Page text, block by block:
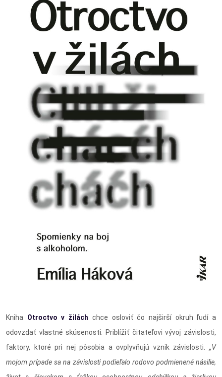
Kniha Otroctvo v žilách chce osloviť čo najširší okruh ľudí a
odovzdať vlastné skúsenosti. Priblížiť čitateľovi vývoj závislosti,
faktory, ktoré pri nej pôsobia a ovplyvňujú vznik závislosti. „V
mojom prípade sa na závislosti podieľalo rodovo podmienené násilie,